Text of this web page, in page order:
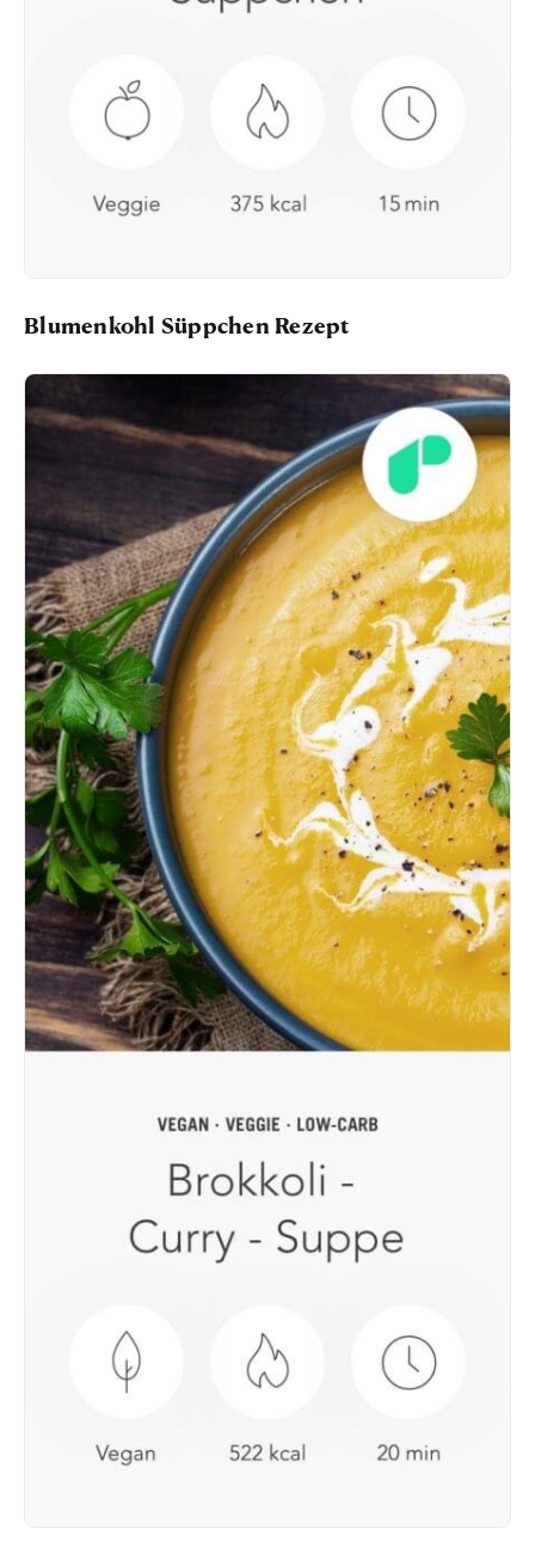
Blumenkohl Süppchen Rezept